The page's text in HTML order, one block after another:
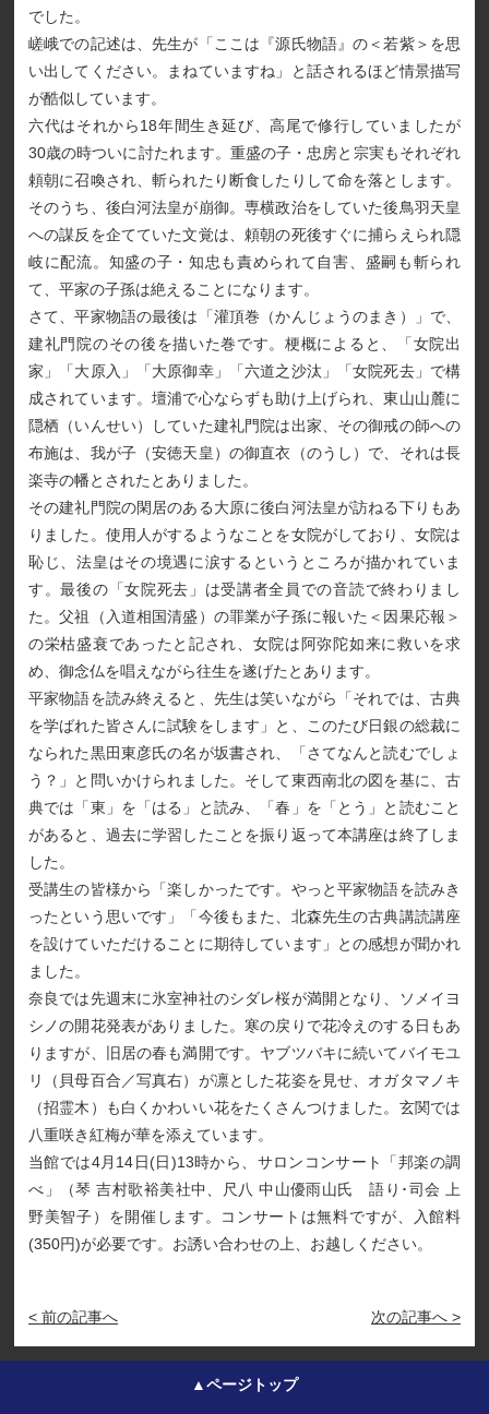
でした。
嵯峨での記述は、先生が「ここは『源氏物語』の＜若紫＞を思
い出してください。まねていますね」と話されるほど情景描写
が酷似しています。
六代はそれから18年間生き延び、高尾で修行していましたが
30歳の時ついに討たれます。重盛の子・忠房と宗実もそれぞれ
頼朝に召喚され、斬られたり断食したりして命を落とします。
そのうち、後白河法皇が崩御。専横政治をしていた後鳥羽天皇
への謀反を企てていた文覚は、頼朝の死後すぐに捕らえられ隠
岐に配流。知盛の子・知忠も責められて自害、盛嗣も斬られ
て、平家の子孫は絶えることになります。
さて、平家物語の最後は「灌頂巻（かんじょうのまき）」で、
建礼門院のその後を描いた巻です。梗概によると、「女院出
家」「大原入」「大原御幸」「六道之沙汰」「女院死去」で構
成されています。壇浦で心ならずも助け上げられ、東山山麓に
隠栖（いんせい）していた建礼門院は出家、その御戒の師への
布施は、我が子（安徳天皇）の御直衣（のうし）で、それは長
楽寺の幡とされたとありました。
その建礼門院の閑居のある大原に後白河法皇が訪ねる下りもあ
りました。使用人がするようなことを女院がしており、女院は
恥じ、法皇はその境遇に涙するというところが描かれていま
す。最後の「女院死去」は受講者全員での音読で終わりまし
た。父祖（入道相国清盛）の罪業が子孫に報いた＜因果応報＞
の栄枯盛衰であったと記され、女院は阿弥陀如来に救いを求
め、御念仏を唱えながら往生を遂げたとあります。
平家物語を読み終えると、先生は笑いながら「それでは、古典
を学ばれた皆さんに試験をします」と、このたび日銀の総裁に
なられた黒田東彦氏の名が坂書され、「さてなんと読むでしょ
う？」と問いかけられました。そして東西南北の図を基に、古
典では「東」を「はる」と読み、「春」を「とう」と読むこと
があると、過去に学習したことを振り返って本講座は終了しま
した。
受講生の皆様から「楽しかったです。やっと平家物語を読みき
ったという思いです」「今後もまた、北森先生の古典講読講座
を設けていただけることに期待しています」との感想が聞かれ
ました。
奈良では先週末に氷室神社のシダレ桜が満開となり、ソメイヨ
シノの開花発表がありました。寒の戻りで花冷えのする日もあ
りますが、旧居の春も満開です。ヤブツバキに続いてバイモユ
リ（貝母百合／写真右）が凛とした花姿を見せ、オガタマノキ
（招霊木）も白くかわいい花をたくさんつけました。玄関では
八重咲き紅梅が華を添えています。
当館では4月14日(日)13時から、サロンコンサート「邦楽の調
べ」（琴 吉村歌裕美社中、尺八 中山優雨山氏 語り･司会 上
野美智子）を開催します。コンサートは無料ですが、入館料
(350円)が必要です。お誘い合わせの上、お越しください。
< 前の記事へ 次の記事へ >
▲ページトップ